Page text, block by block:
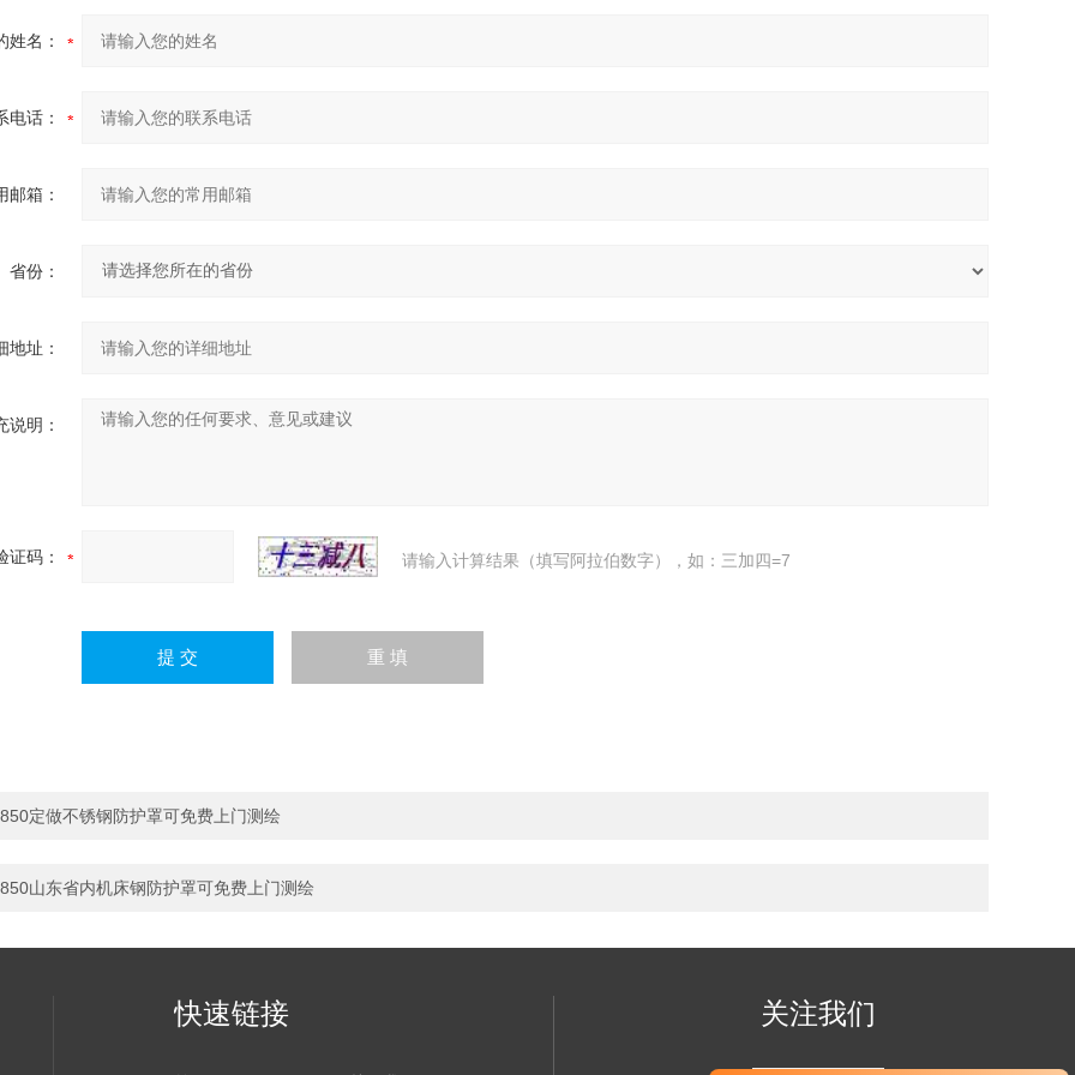
姓名：
电话：
邮箱：
省份：
地址：
说明：
证码： 请输入计算结果（填写阿拉伯数字），如：三加四=7
850定做不锈钢防护罩可免费上门测绘
850山东省内机床钢防护罩可免费上门测绘
快速链接 关注我们